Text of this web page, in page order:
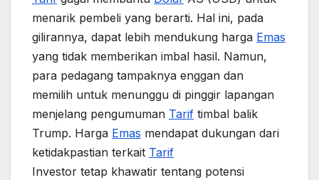
menarik pembeli yang berarti. Hal ini, pada
gilirannya, dapat lebih mendukung harga Emas
yang tidak memberikan imbal hasil. Namun,
para pedagang tampaknya enggan dan
memilih untuk menunggu di pinggir lapangan
menjelang pengumuman Tarif timbal balik
Trump. Harga Emas mendapat dukungan dari
ketidakpastian terkait Tarif
Investor tetap khawatir tentang potensi